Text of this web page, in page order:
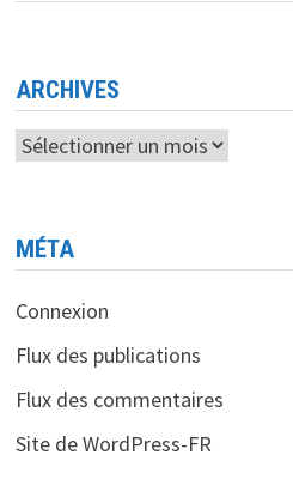
ARCHIVES
Archives
MÉTA
Connexion
Flux des publications
Flux des commentaires
Site de WordPress-FR